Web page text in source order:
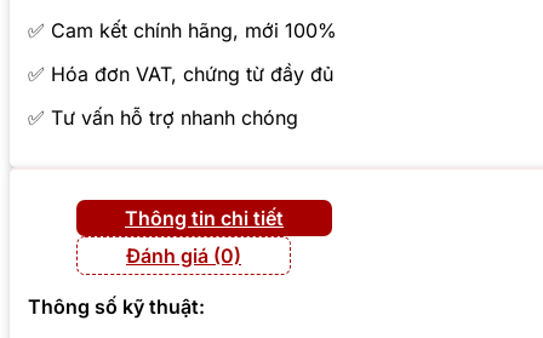
✅ Cam kết chính hãng, mới 100%
✅ Hóa đơn VAT, chứng từ đầy đủ
✅ Tư vấn hỗ trợ nhanh chóng
Thông tin chi tiết
Đánh giá (0)
Thông số kỹ thuật: